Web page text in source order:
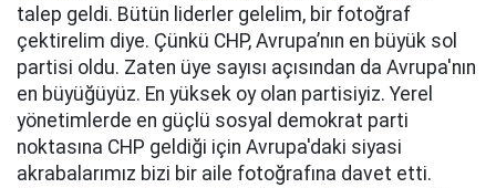
talep geldi. Bütün liderler gelelim, bir fotoğraf
çektirelim diye. Çünkü CHP, Avrupa’nın en büyük sol
partisi oldu. Zaten üye sayısı açısından da Avrupa'nın
en büyüğüyüz. En yüksek oy olan partisiyiz. Yerel
yönetimlerde en güçlü sosyal demokrat parti
noktasına CHP geldiği için Avrupa'daki siyasi
akrabalarımız bizi bir aile fotoğrafına davet etti.